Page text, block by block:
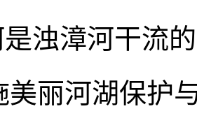
浊漳河干流
美丽河湖保护